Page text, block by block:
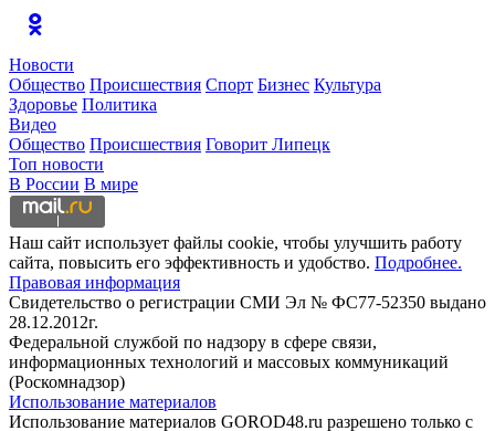
Новости
Общество Происшествия Спорт Бизнес Культура
Здоровье Политика
Видео
Общество Происшествия Говорит Липецк
Топ новости
В России В мире
Наш сайт использует файлы cookie, чтобы улучшить работу
сайта, повысить его эффективность и удобство. Подробнее.
Правовая информация
Свидетельство о регистрации СМИ Эл № ФС77-52350 выдано
28.12.2012г.
Федеральной службой по надзору в сфере связи,
информационных технологий и массовых коммуникаций
(Роскомнадзор)
Использование материалов
Использование материалов GOROD48.ru разрешено только с